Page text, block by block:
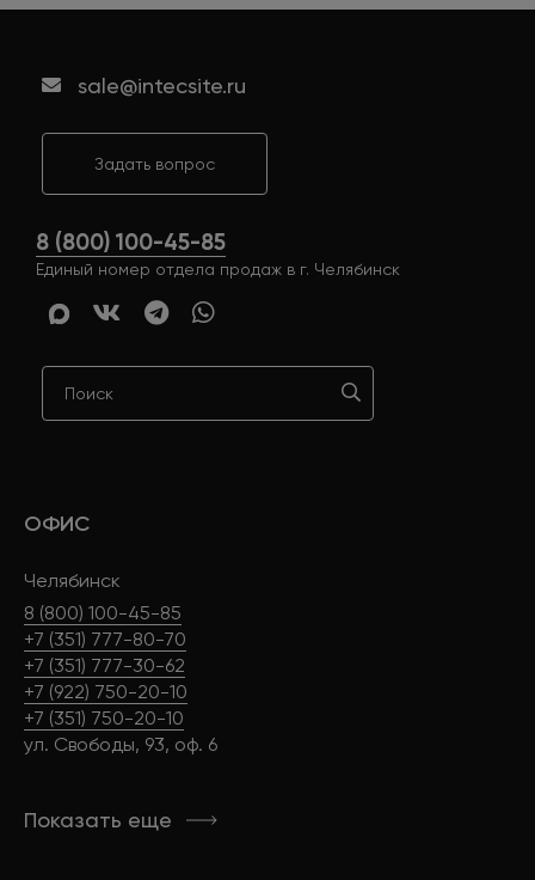
sale@intecsite.ru
Задать вопрос
8 (800) 100-45-85
Единый номер отдела продаж в г. Челябинск
ОФИС
Челябинск
8 (800) 100-45-85
+7 (351) 777-80-70
+7 (351) 777-30-62
+7 (922) 750-20-10
+7 (351) 750-20-10
ул. Свободы, 93, оф. 6
Показать еще